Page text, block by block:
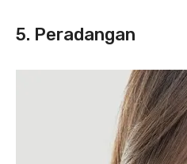
5. Peradangan